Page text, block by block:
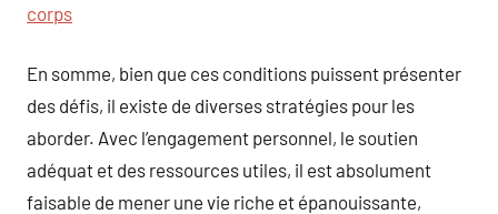
corps
En somme, bien que ces conditions puissent présenter
des défis, il existe de diverses stratégies pour les
aborder. Avec l’engagement personnel, le soutien
adéquat et des ressources utiles, il est absolument
faisable de mener une vie riche et épanouissante,